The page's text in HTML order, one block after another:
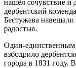
нашёл сочувствие и
дербентский
Бестужева навещали
радостью.
Один-единственным
взбодрило
города в 1831 году.